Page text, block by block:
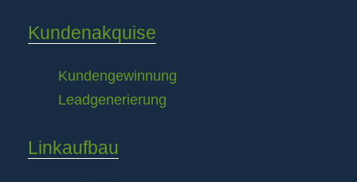
Kundenakquise
Kundengewinnung
Leadgenerierung
Linkaufbau